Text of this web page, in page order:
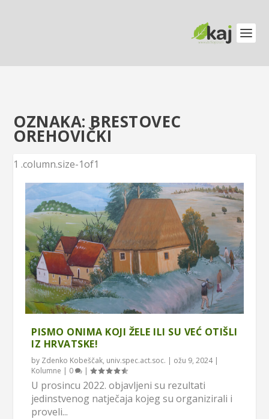
OZNAKA:BRESTOVEC
OREHOVIČKI
PISMO ONIMA KOJI ŽELE ILI SU VEĆ OTIŠLI
IZ HRVATSKE!
by Zdenko Kobeščak, univ.spec.act.soc. | ožu 9, 2024|
Kolumne | 0 |
U prosincu 2022. objavljeni su rezultati
jedinstvenog natječaja kojeg su organizirali i
proveli...